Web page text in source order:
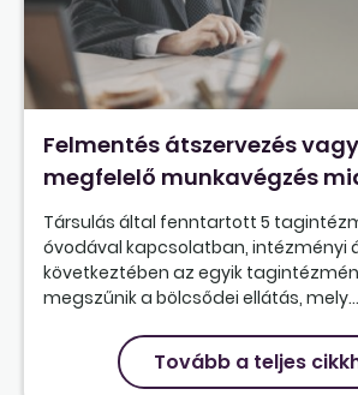
Felmentés átszervezés
megfelelő munkavégzés
Társulás által fenntartott 5
óvodával kapcsolatban, intézményi
következtében az egyik
megszűnik a bölcsődei ellátás, mely...
Tovább a teljes